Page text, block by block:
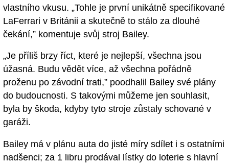
vlastního vkusu. „Tohle je první unikátně specifikované
LaFerrari v Británii a skutečně to stálo za dlouhé
čekání,” komentuje svůj stroj Bailey.
„Je příliš brzy říct, které je nejlepší, všechna jsou
úžasná. Budu vědět více, až všechna pořádně
proženu po závodní trati,” poodhalil Bailey své plány
do budoucnosti. S takovými můžeme jen souhlasit,
byla by škoda, kdyby tyto stroje zůstaly schované v
garáži.
Bailey má v plánu auta do jisté míry sdílet i s ostatními
nadšenci; za 1 libru prodával lístky do loterie s hlavní